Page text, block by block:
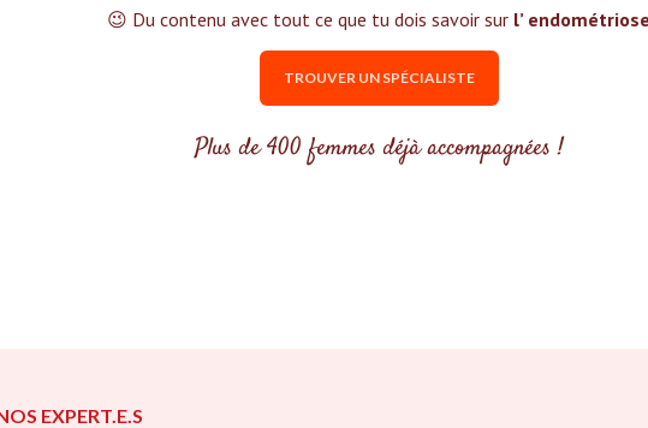
😉 Du contenu avec tout ce que tu dois savoir sur l’
TROUVER UN SPÉCIALISTE
Plus de 400 femmes déjà accompagnées !
EXPERT.E.S